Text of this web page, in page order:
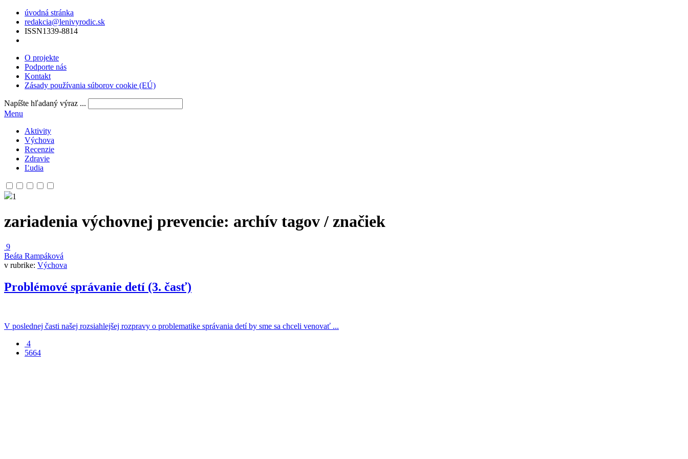
úvodná stránka
redakcia@lenivyrodic.sk
ISSN1339-8814
O projekte
Podporte nás
Kontakt
Zásady používania súborov cookie (EÚ)
Napíšte hľadaný výraz ...
Menu
Aktivity
Výchova
Recenzie
Zdravie
Ľudia
1
zariadenia výchovnej prevencie: archív tagov / značiek
9
Beáta Rampáková
v rubrike: Výchova
Problémové správanie detí (3. časť)
V poslednej časti našej rozsiahlejšej rozpravy o problematike správania detí by sme sa chceli venovať ...
4
5664